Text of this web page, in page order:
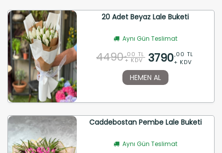
20 Adet Beyaz Lale Buketi
Aynı Gün Teslimat
4490 ,00 TL
+ KDV 3790,00 TL
+ KDV
HEMEN AL
Caddebostan Pembe Lale Buketi
Aynı Gün Teslimat